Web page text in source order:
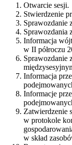
Otwarcie sesji.
Stwierdzenie
Sprawozdanie
Sprawozdania
Informacja
w II półroczu
Sprawozdanie
Informacja
Informacje
Zatwierdzenie
w protokole
w skład